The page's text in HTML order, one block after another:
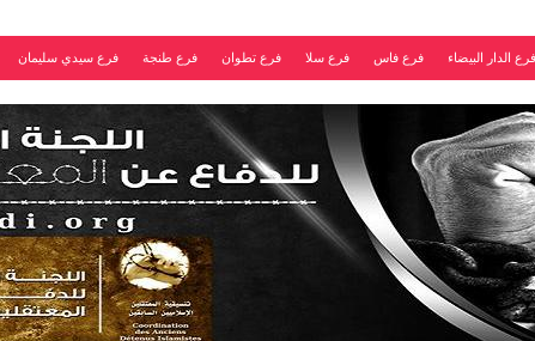
فرع الدار البيضاء فرع فاس فرع سلا فرع تطوان فرع طنجة فرع سيدي سليمان